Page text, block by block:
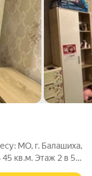
МО, г. Балашиха,
кв.м. Этаж 2 в 5-